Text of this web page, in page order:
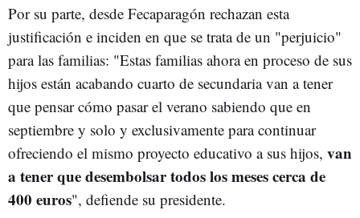
Por su parte, desde Fecaparagón rechazan esta
justificación e inciden en que se trata de un "perjuicio"
para las familias: "Estas familias ahora en proceso de sus
hijos están acabando cuarto de secundaria van a tener
que pensar cómo pasar el verano sabiendo que en
septiembre y solo y exclusivamente para continuar
ofreciendo el mismo proyecto educativo a sus hijos, van
a tener que desembolsar todos los meses cerca de
400 euros", defiende su presidente.